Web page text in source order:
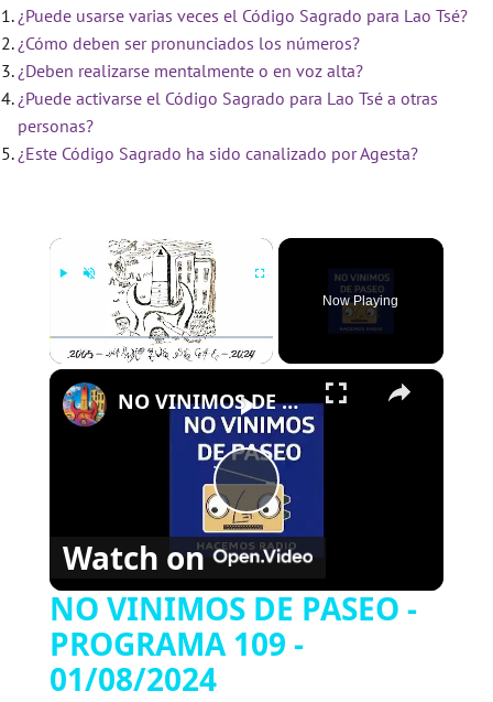
¿Puede usarse varias veces el Código Sagrado para Lao Tsé?
¿Cómo deben ser pronunciados los números?
¿Deben realizarse mentalmente o en voz alta?
¿Puede activarse el Código Sagrado para Lao Tsé a otras
personas?
¿Este Código Sagrado ha sido canalizado por Agesta?
×
Now Playing
×
P
a
NO VINIMOS DE PASEO - PROGRAMA 109 - 01/08/2024
Watch on
NO VINIMOS DE PASEO -
PROGRAMA 109 -
01/08/2024